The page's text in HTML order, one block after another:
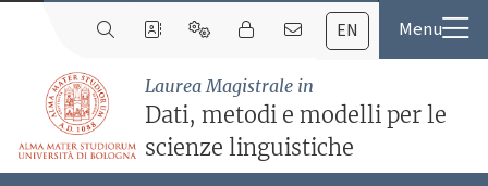
EN
Laurea Magistrale in
Dati, metodi e modelli per le
scienze linguistiche